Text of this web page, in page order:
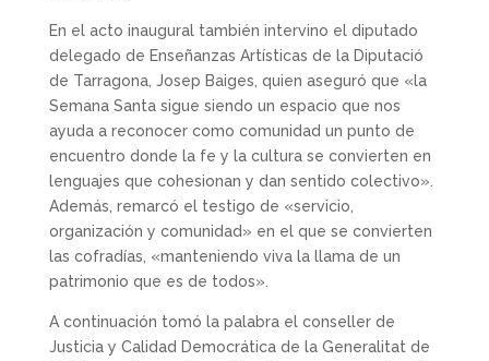
En el acto inaugural también intervino el diputado
delegado de Enseñanzas Artísticas de la Diputació
de Tarragona, Josep Baiges, quien aseguró que «la
Semana Santa sigue siendo un espacio que nos
ayuda a reconocer como comunidad un punto de
encuentro donde la fe y la cultura se convierten en
lenguajes que cohesionan y dan sentido colectivo».
Además, remarcó el testigo de «servicio,
organización y comunidad» en el que se convierten
las cofradías, «manteniendo viva la llama de un
patrimonio que es de todos».
A continuación tomó la palabra el conseller de
Justicia y Calidad Democrática de la Generalitat de